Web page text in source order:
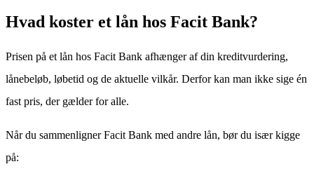
Hvad koster et lån hos Facit Bank?
Prisen på et lån hos Facit Bank afhænger af din kreditvurdering,
lånebeløb, løbetid og de aktuelle vilkår. Derfor kan man ikke sige én
fast pris, der gælder for alle.
Når du sammenligner Facit Bank med andre lån, bør du især kigge
på: